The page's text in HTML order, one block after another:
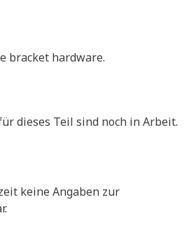
bracket hardware.
dieses Teil sind noch in Arbeit.
keine Angaben zur